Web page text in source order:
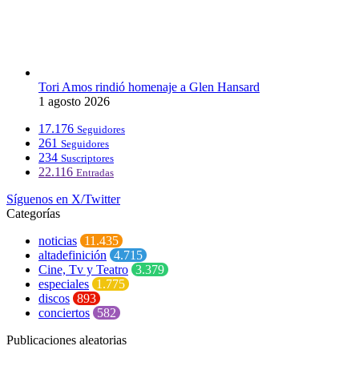
Tori Amos rindió homenaje a Glen Hansard
1 agosto 2026
17.176 Seguidores
261 Seguidores
234 Suscriptores
22.116 Entradas
Síguenos en X/Twitter
Categorías
noticias 11.435
altadefinición 4.715
Cine, Tv y Teatro 3.379
especiales 1.775
discos 893
conciertos 582
Publicaciones aleatorias